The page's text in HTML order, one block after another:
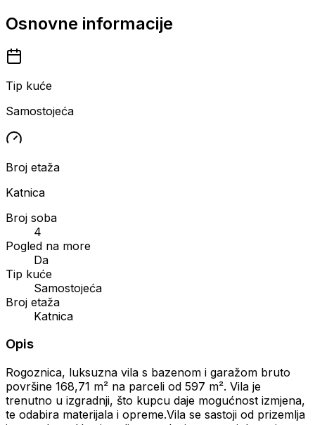
Osnovne informacije
Tip kuće
Samostojeća
Broj etaža
Katnica
Broj soba
4
Pogled na more
Da
Tip kuće
Samostojeća
Broj etaža
Katnica
Opis
Rogoznica, luksuzna vila s bazenom i garažom bruto
površine 168,71 m² na parceli od 597 m². Vila je
trenutno u izgradnji, što kupcu daje mogućnost izmjena,
te odabira materijala i opreme.Vila se sastoji od prizemlja